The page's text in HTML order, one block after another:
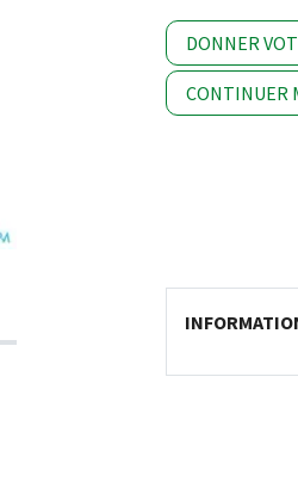
DONNER
CONTINUER